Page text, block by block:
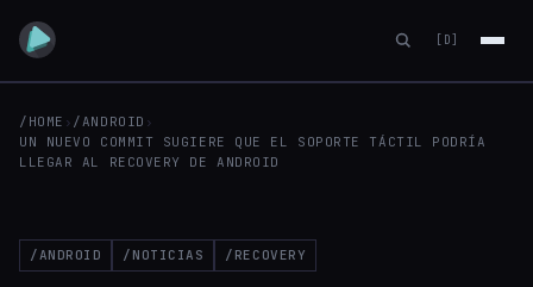
[D]
/HOME › /ANDROID ›
UN NUEVO COMMIT SUGIERE QUE EL SOPORTE TÁCTIL PODRÍA
LLEGAR AL RECOVERY DE ANDROID
/ANDROID /NOTICIAS /RECOVERY